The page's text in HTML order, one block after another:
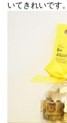
いてきれいです。